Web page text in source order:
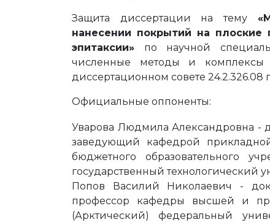
Защита диссертации на тему
нанесении покрытий на плоские
эпитаксии» по научной
численные методы и комплексы
диссертационном совете
Официальные оппоненты:
Уварова Людмила Александровна -
заведующий кафедрой
бюджетного образовательного
государственный технологический
Попов Василий Николаевич -
профессор кафедры высшей и
(Арктический) федеральный